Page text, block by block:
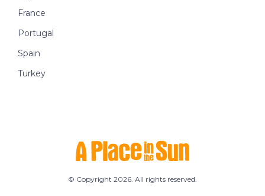
France
Portugal
Spain
Turkey
© Copyright 2026. All rights reserved.